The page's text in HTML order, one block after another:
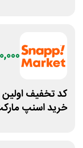
کد تخفیف اولین
خرید اسنپ